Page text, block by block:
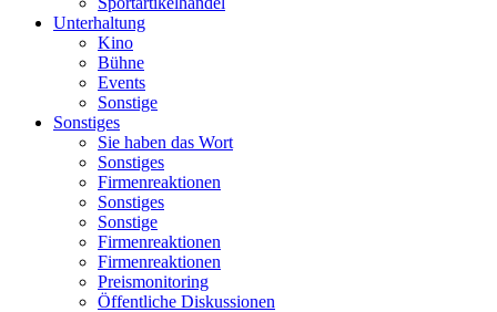
Unterhaltung
Kino
Bühne
Events
Sonstige
Sonstiges
Sie haben das Wort
Sonstiges
Firmenreaktionen
Sonstiges
Sonstige
Firmenreaktionen
Firmenreaktionen
Preismonitoring
Öffentliche Diskussionen